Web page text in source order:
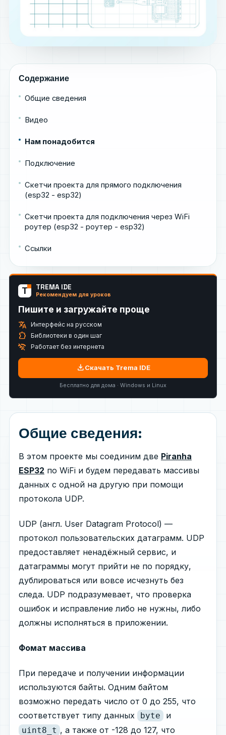
Содержание
Общие сведения
Видео
Нам понадобится
Подключение
Скетчи проекта для прямого подключения
(esp32 - esp32)
Скетчи проекта для подключения через WiFi
роутер (esp32 - роутер - esp32)
Ссылки
T TREMA IDE
Рекомендуем для уроков
Пишите и загружайте проще
translate Интерфейс на русском
extension Библиотеки в один шаг
wifi_off Работает без интернета
downloadСкачать Trema IDE
Бесплатно для дома · Windows и Linux
Общие сведения:
В этом проекте мы соединим две Piranha
ESP32 по WiFi и будем передавать массивы
данных с одной на другую при помощи
протокола UDP.
UDP (англ. User Datagram Protocol) —
протокол пользовательских датаграмм. UDP
предоставляет ненадёжный сервис, и
датаграммы могут прийти не по порядку,
дублироваться или вовсе исчезнуть без
следа. UDP подразумевает, что проверка
ошибок и исправление либо не нужны, либо
должны исполняться в приложении.
Фомат массива
При передаче и получении информации
используются байты. Одним байтом
возможно передать число от 0 до 255, что
соответствует типу данных
byte и
uint8_t , а также от -128 до 127, что